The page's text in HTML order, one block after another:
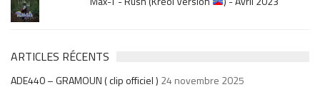
ARTICLES RÉCENTS
ADE440 – GRAMOUN ( clip officiel ) 24 novembre 2025